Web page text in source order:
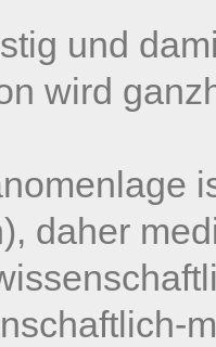
und
wird
daher